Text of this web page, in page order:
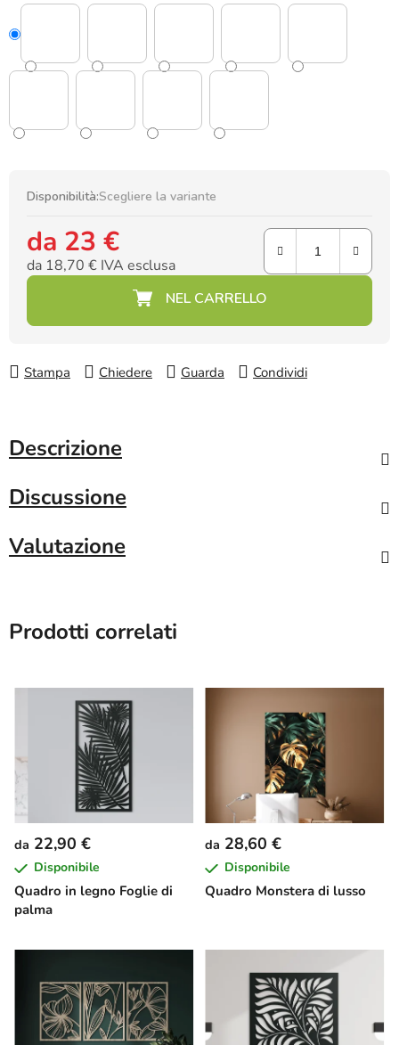
Disponibilità:Scegliere la variante
da 23 €
da 18,70 € IVA esclusa
Prezzo della misura:
Stampa Chiedere Guarda Condividi
Descrizione
Discussione
Valutazione
Prodotti correlati
Quadro in legno Foglie di
palma
da 22,90 €
Disponibile
Quadro Monstera di lusso
da 28,60 €
Disponibile